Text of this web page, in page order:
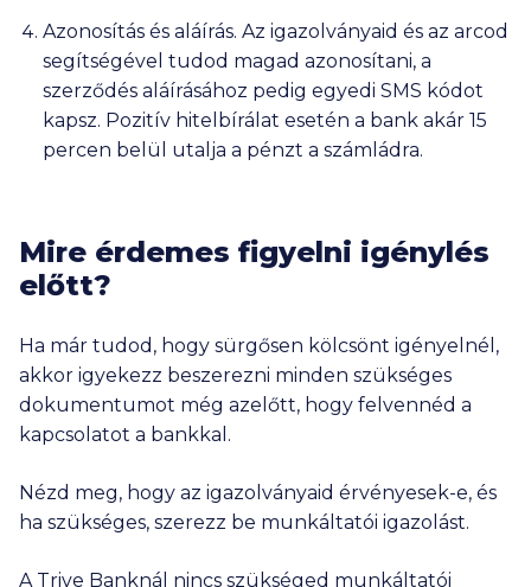
Azonosítás és aláírás. Az igazolványaid és az arcod
segítségével tudod magad azonosítani, a
szerződés aláírásához pedig egyedi SMS kódot
kapsz. Pozitív hitelbírálat esetén a bank akár 15
percen belül utalja a pénzt a számládra.
Mire érdemes figyelni igénylés
előtt?
Ha már tudod, hogy sürgősen kölcsönt igényelnél,
akkor igyekezz beszerezni minden szükséges
dokumentumot még azelőtt, hogy felvennéd a
kapcsolatot a bankkal.
Nézd meg, hogy az igazolványaid érvényesek-e, és
ha szükséges, szerezz be munkáltatói igazolást.
A Trive Banknál nincs szükséged munkáltatói